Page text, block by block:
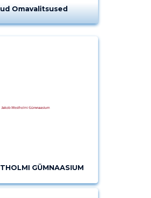
Omavalitsused
GÜMNAASIUM